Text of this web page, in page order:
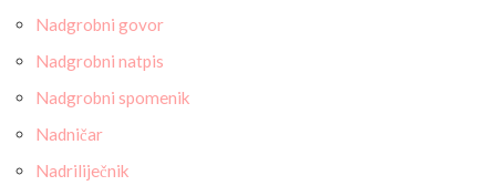
Nadgrobni govor
Nadgrobni natpis
Nadgrobni spomenik
Nadničar
Nadriliječnik